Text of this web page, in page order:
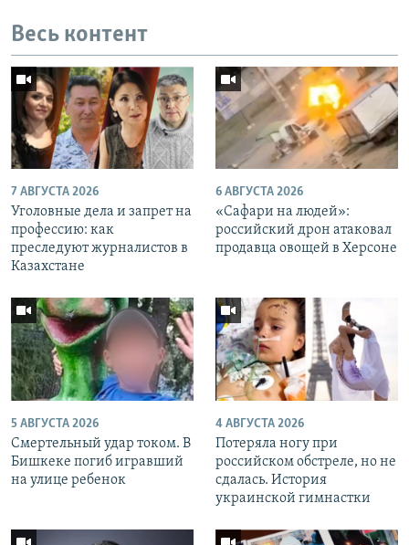
Весь контент
7 АВГУСТА 2026
Уголовные дела и запрет на
профессию: как
преследуют журналистов в
Казахстане
6 АВГУСТА 2026
«Cафари на людей»:
российский дрон атаковал
продавца овощей в Херсоне
5 АВГУСТА 2026
Смертельный удар током. В
Бишкеке погиб игравший
на улице ребенок
4 АВГУСТА 2026
Потеряла ногу при
российском обстреле, но не
сдалась. История
украинской гимнастки